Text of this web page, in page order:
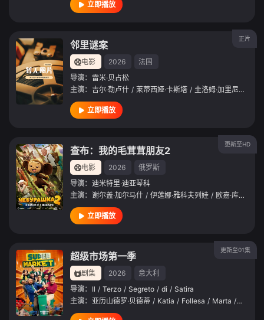
立即播放
正片
邻里谜案
电影 2026
法国
导演： 雷米·贝占松
主演： 吉尔·勒卢什 / 莱蒂西娅·卡斯塔 / 圭洛姆·加里尼 /
立即播放
更新至HD
查布：我的毛茸茸朋友2
电影 2026
俄罗斯
导演： 迪米特里·迪亚琴科
主演： 谢尔盖·加尔马什 / 伊莲娜·雅科夫列娃 / 欧嘉·库兹敏娜
立即播放
更新至01集
超级市场第一季
剧集 2026
意大利
导演： Il / Terzo / Segreto / di / Satira
主演： 亚历山德罗·贝德蒂 / Katia / Follesa / Marta / Zoboli